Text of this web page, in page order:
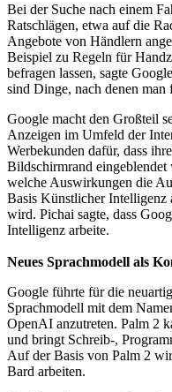
Bei der Suche nach einem
Ratschlägen, etwa auf die
Angebote von Händlern
Beispiel zu Regeln für
befragen lassen, sagte
sind Dinge, nach denen man
Google macht den Großteil
Anzeigen im Umfeld der
Werbekunden dafür, dass
Bildschirmrand eingeblendet
welche Auswirkungen die
Basis Künstlicher Intelligenz
wird. Pichai sagte, dass
Intelligenz arbeite.
Neues Sprachmodell als
Google führte für die
Sprachmodell mit dem
OpenAI anzutreten. Palm 2
und bringt Schreib-,
Auf der Basis von Palm 2
Bard arbeiten.